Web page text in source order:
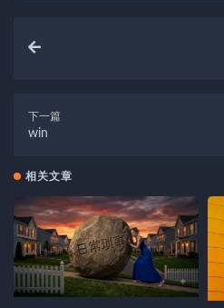
下一篇
win
相关文章